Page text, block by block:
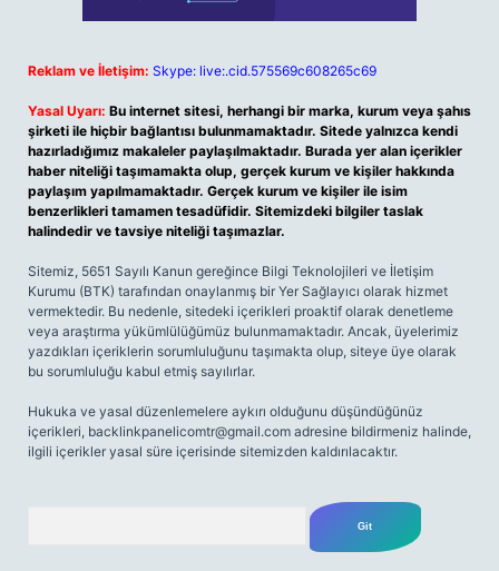
Reklam ve İletişim: Skype: live:.cid.575569c608265c69
Yasal Uyarı: Bu internet sitesi, herhangi bir marka, kurum veya şahıs
şirketi ile hiçbir bağlantısı bulunmamaktadır. Sitede yalnızca kendi
hazırladığımız makaleler paylaşılmaktadır. Burada yer alan içerikler
haber niteliği taşımamakta olup, gerçek kurum ve kişiler hakkında
paylaşım yapılmamaktadır. Gerçek kurum ve kişiler ile isim
benzerlikleri tamamen tesadüfidir. Sitemizdeki bilgiler taslak
halindedir ve tavsiye niteliği taşımazlar.
Sitemiz, 5651 Sayılı Kanun gereğince Bilgi Teknolojileri ve İletişim
Kurumu (BTK) tarafından onaylanmış bir Yer Sağlayıcı olarak hizmet
vermektedir. Bu nedenle, sitedeki içerikleri proaktif olarak denetleme
veya araştırma yükümlülüğümüz bulunmamaktadır. Ancak, üyelerimiz
yazdıkları içeriklerin sorumluluğunu taşımakta olup, siteye üye olarak
bu sorumluluğu kabul etmiş sayılırlar.
Hukuka ve yasal düzenlemelere aykırı olduğunu düşündüğünüz
içerikleri, backlinkpanelicomtr@gmail.com adresine bildirmeniz halinde,
ilgili içerikler yasal süre içerisinde sitemizden kaldırılacaktır.